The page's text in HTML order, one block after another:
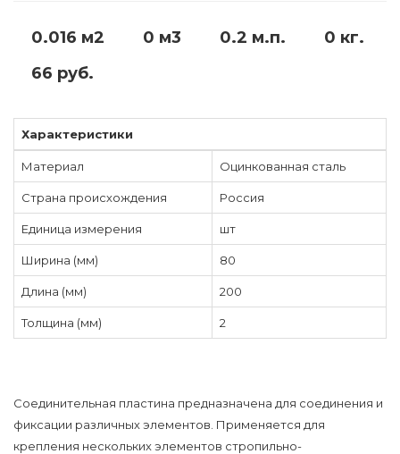
0.016 м2 0 м3 0.2 м.п.
0 кг.
66 руб.
Характеристики
Материал Оцинкованная сталь
Страна происхождения Россия
Единица измерения шт
Ширина (мм) 80
Длина (мм) 200
Толщина (мм) 2
Соединительная пластина предназначена для соединения и
фиксации различных элементов. Применяется для
крепления нескольких элементов стропильно-